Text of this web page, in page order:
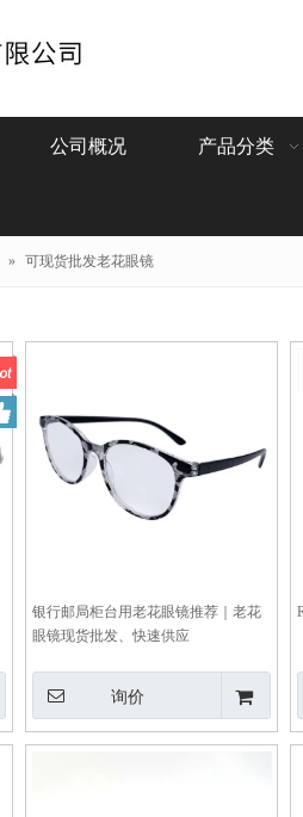
公司概况 产品分类
» 可现货批发老花眼镜
银行邮局柜台用老花眼镜推荐｜老花
眼镜现货批发、快速供应
询价